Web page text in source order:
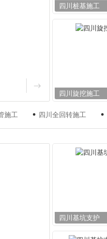
四川桩基施工
四川旋挖施工
施工 四川全回转施工
四川基坑支护